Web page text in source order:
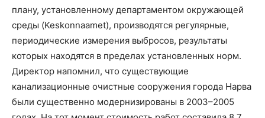
плану, установленному департаментом окружающей
среды (Keskonnaamet), производятся регулярные,
периодические измерения выбросов, результаты
которых находятся в пределах установленных норм.
Директор напомнил, что существующие
канализационные очистные сооружения города Нарва
были существенно модернизированы в 2003–2005